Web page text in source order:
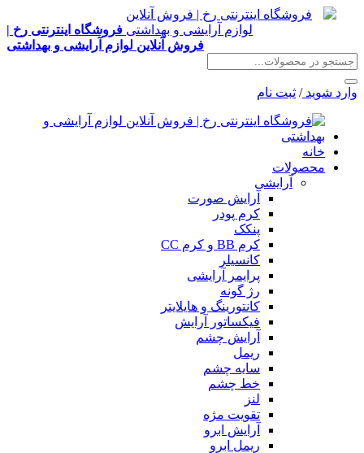
فروشگاه اینترنتی رخ |
فروش آنلاین لوازم آرایشی و بهداشتی
وارد شوید / ثبت نام
خانه
محصولات
آرایشی
آرایش صورت
کرم پودر
پنکک
کرم BB و کرم CC
کانسیلر
پرایمر آرایشی
رژ گونه
کانتورینگ و هایلایتر
فیکساتور آرایش
آرایش چشم
ریمل
سایه چشم
خط چشم
لنز
تقویت مژه
آرایش ابرو
ریمل ابرو